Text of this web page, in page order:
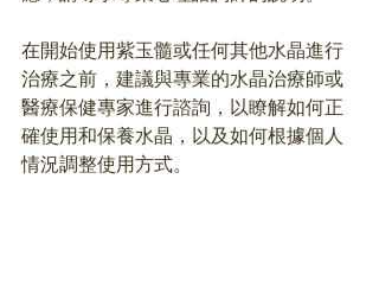
在開始使用紫玉髓或任何其他水晶進行
治療之前，建議與專業的水晶治療師或
醫療保健專家進行諮詢，以瞭解如何正
確使用和保養水晶，以及如何根據個人
情況調整使用方式。